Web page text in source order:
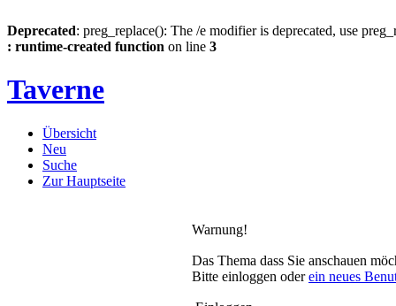
Deprecated: preg_replace(): The /e modifier is deprecated, use
: runtime-created function on line 3
Taverne
Übersicht
Neu
Suche
Zur Hauptseite
Warnung!
Das Thema dass Sie anschauen
Bitte einloggen oderein neues